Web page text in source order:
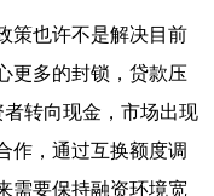
也许不是解决目前
更多的封锁，贷款压
转向现金，市场出现
作，通过互换额度调
需要保持融资环境宽